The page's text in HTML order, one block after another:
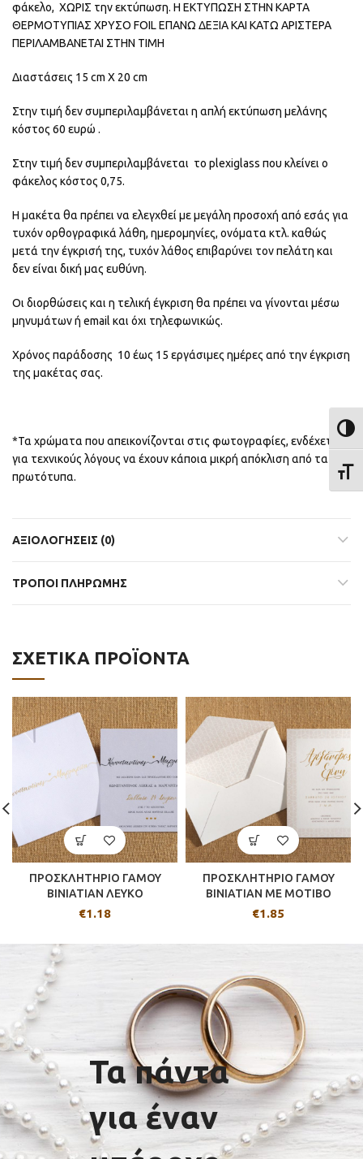
φάκελο, ΧΩΡΙΣ την εκτύπωση. Η ΕΚΤΥΠΩΣΗ ΣΤΗΝ ΚΑΡΤΑ
ΘΕΡΜΟΤΥΠΙΑΣ ΧΡΥΣΟ FOIL ΕΠΑΝΩ ΔΕΞΙΑ ΚΑΙ ΚΑΤΩ ΑΡΙΣΤΕΡΑ
ΠΕΡΙΛΑΜΒΑΝΕΤΑΙ ΣΤΗΝ ΤΙΜΗ
Διαστάσεις 15 cm X 20 cm
Στην τιμή δεν συμπεριλαμβάνεται η απλή εκτύπωση μελάνης
κόστος 60 ευρώ .
Στην τιμή δεν συμπεριλαμβάνεται το plexiglass που κλείνει ο
φάκελος κόστος 0,75.
Η μακέτα θα πρέπει να ελεγχθεί με μεγάλη προσοχή από εσάς για
τυχόν ορθογραφικά λάθη, ημερομηνίες, ονόματα κτλ. καθώς
μετά την έγκρισή της, τυχόν λάθος επιβαρύνει τον πελάτη και
δεν είναι δική μας ευθύνη.
Oι διορθώσεις και η τελική έγκριση θα πρέπει να γίνονται μέσω
μηνυμάτων ή email και όχι τηλεφωνικώς.
Χρόνος παράδοσης 10 έως 15 εργάσιμες ημέρες από την έγκριση
της μακέτας σας.
*Τα χρώματα που απεικονίζονται στις φωτογραφίες, ενδέχεται
για τεχνικούς λόγους να έχουν κάποια μικρή απόκλιση από τα
πρωτότυπα.
ΑΞΙΟΛΟΓΉΣΕΙΣ (0)
ΤΡΟΠΟΙ ΠΛΗΡΩΜΗΣ
ΣΧΕΤΙΚΆ ΠΡΟΪΌΝΤΑ
ΠΡΟΣΚΛΗΤΗΡΙΟ ΓΑΜΟΥ
BINIATIAN ΛΕΥΚΟ
€1.18
ΠΡΟΣΚΛΗΤΗΡΙΟ ΓΑΜΟΥ
BINIATIAN ΜΕ ΜΟΤΙΒΟ
€1.85
Τα πάντα
για έναν